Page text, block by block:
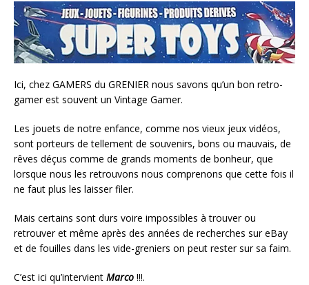
Ici, chez GAMERS du GRENIER nous savons qu’un bon retro-
gamer est souvent un Vintage Gamer.
Les jouets de notre enfance, comme nos vieux jeux vidéos,
sont porteurs de tellement de souvenirs, bons ou mauvais, de
rêves déçus comme de grands moments de bonheur, que
lorsque nous les retrouvons nous comprenons que cette fois il
ne faut plus les laisser filer.
Mais certains sont durs voire impossibles à trouver ou
retrouver et même après des années de recherches sur eBay
et de fouilles dans les vide-greniers on peut rester sur sa faim.
C’est ici qu’intervient Marco !!!.